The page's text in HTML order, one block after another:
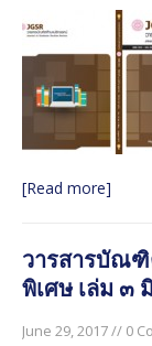
[Read more]
วารสารบัณ
พิเศษ เล่ม ๓
June 29, 2017 // 0